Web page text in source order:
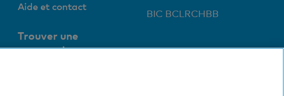
Aide et contact
Trouver une
succursale
BIC BCLRCHBB